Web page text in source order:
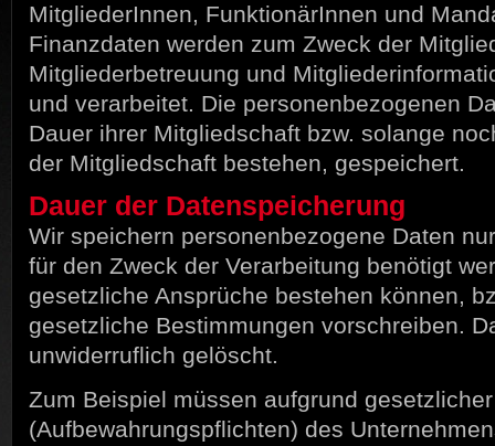
MitgliederInnen, FunktionärInnen und
Finanzdaten werden zum Zweck der
Mitgliederbetreuung und
und verarbeitet. Die personenbezogenen
Dauer ihrer Mitgliedschaft bzw. solange
der Mitgliedschaft bestehen, gespeichert.
Dauer der Datenspeicherung
Wir speichern personenbezogene Daten
für den Zweck der Verarbeitung benötigt
gesetzliche Ansprüche bestehen können,
gesetzliche Bestimmungen vorschreiben.
unwiderruflich gelöscht.
Zum Beispiel müssen aufgrund
(Aufbewahrungspflichten) des